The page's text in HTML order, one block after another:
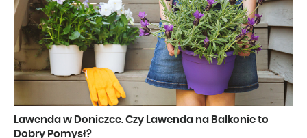
Lawenda w Doniczce. Czy Lawenda na Balkonie to
Dobry Pomysł?